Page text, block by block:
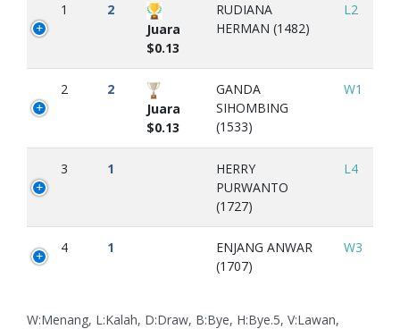
1
2
Juara
$0.13
RUDIANA
HERMAN (1482)
L2
2
2
Juara
$0.13
GANDA
SIHOMBING
(1533)
W1
3 1
HERRY
PURWANTO
(1727)
L4
4 1
ENJANG ANWAR
(1707)
W3
W:Menang, L:Kalah, D:Draw, B:Bye, H:Bye.5, V:Lawan,